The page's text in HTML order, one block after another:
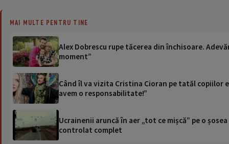
MAI MULTE PENTRU TINE
Alex Dobrescu rupe tăcerea din închisoare.
moment”
Când îl va vizita Cristina Cioran pe tatăl copiilor
avem o responsabilitate!”
Ucrainenii aruncă în aer „tot ce mișcă” pe o
controlat complet